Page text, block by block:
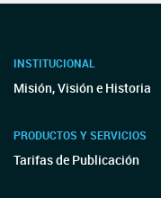
INSTITUCIONAL
Misión, Visión e Historia
PRODUCTOS Y SERVICIOS
Tarifas de Publicación